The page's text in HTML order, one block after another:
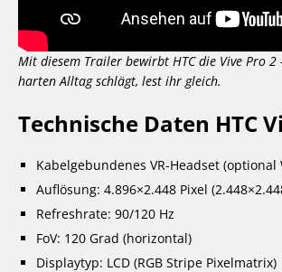
Mit diesem Trailer bewirbt HTC die Vive Pro 2
harten Alltag schlägt, lest ihr gleich.
Technische Daten HTC
Kabelgebundenes VR-Headset (optional
Auflösung: 4.896×2.448 Pixel
Refreshrate: 90/120 Hz
FoV: 120 Grad (horizontal)
Displaytyp: LCD (RGB Stripe Pixelmatrix)